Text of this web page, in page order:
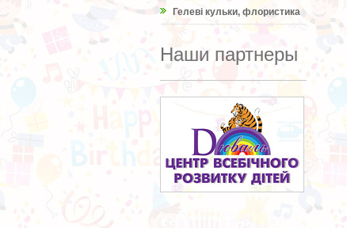
Гелеві кульки, флористика
Наши партнеры